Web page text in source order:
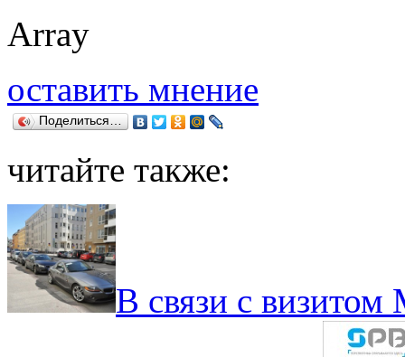
Array
оставить мнение
Поделиться…
читайте также:
В связи с